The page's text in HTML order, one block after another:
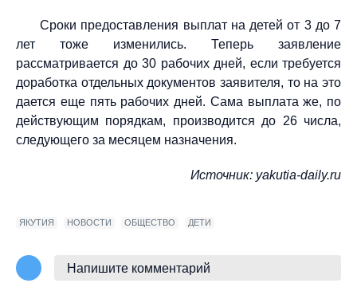
Сроки предоставления выплат на детей от 3 до 7
лет тоже изменились. Теперь заявление
рассматривается до 30 рабочих дней, если требуется
доработка отдельных документов заявителя, то на это
дается еще пять рабочих дней. Сама выплата же, по
действующим порядкам, производится до 26 числа,
следующего за месяцем назначения.
Источник: yakutia-daily.ru
ЯКУТИЯ НОВОСТИ ОБЩЕСТВО ДЕТИ
Напишите комментарий